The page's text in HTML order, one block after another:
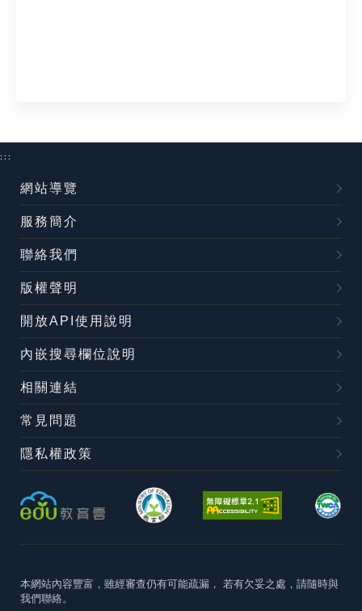
:::
網站導覽
服務簡介
聯絡我們
版權聲明
開放API使用說明
內嵌搜尋欄位說明
相關連結
常見問題
隱私權政策
本網站內容豐富，雖經審查仍有可能疏漏， 若有欠妥之處，請隨時與
我們聯絡。